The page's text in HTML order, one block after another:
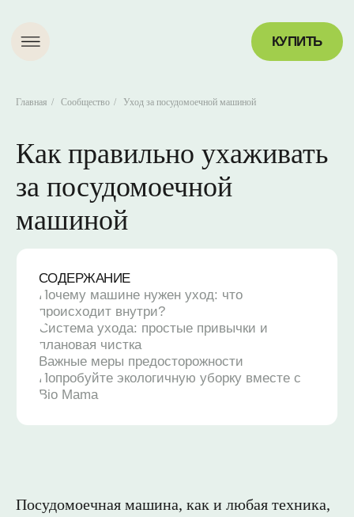
Главная / Сообщество / Уход за посудомоечной машиной
Как правильно ухаживать
за посудомоечной
машиной
СОДЕРЖАНИЕ
Почему машине нужен уход: что
происходит внутри?
плановая чистка
Bio Mama
Посудомоечная машина, как и любая техника,